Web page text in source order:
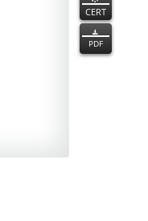
CERT
PDF